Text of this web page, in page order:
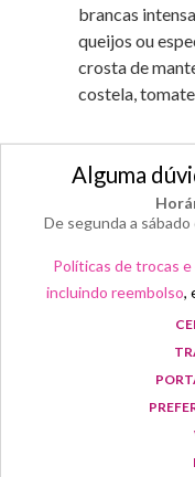
brancas
queijos ou
crosta de
costela,
Alguma
De segunda a
Políticas de trocas
incluindo reembolso,